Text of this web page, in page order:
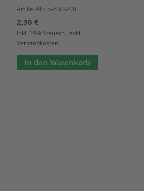
Artikel-Nr.: v-630-200
2,36 €
Inkl. 19% Steuern , exkl.
Versandkosten
In den Warenkorb